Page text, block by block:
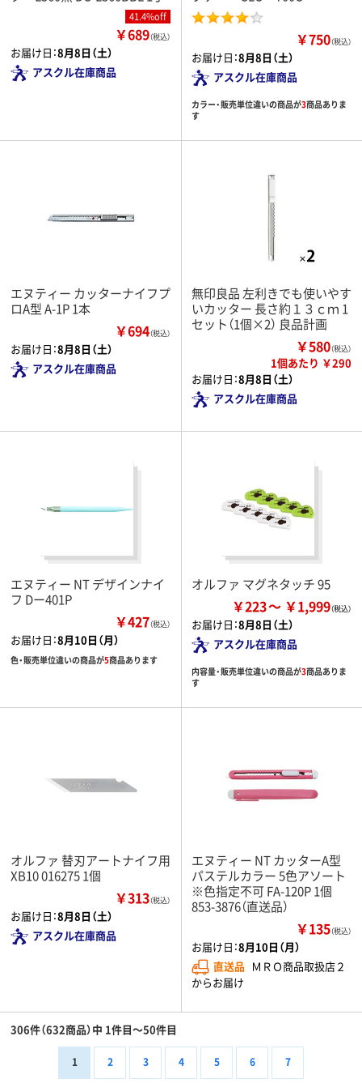
41.4%off
￥689（税込）
お届け日：8月8日（土）
アスクル在庫商品
￥750（税込）
お届け日：8月8日（土）
アスクル在庫商品
カラー・販売単位違いの商品が3商品ありま
す
エヌティー カッターナイフプ
ロA型 A-1P 1本
￥694（税込）
お届け日：8月8日（土）
アスクル在庫商品
無印良品 左利きでも使いやす
いカッター 長さ約１３ｃｍ 1
セット（1個×2） 良品計画
￥580（税込）
1個あたり ￥290
お届け日：8月8日（土）
アスクル在庫商品
エヌティー NT デザインナイ
フ Dー401P
￥427（税込）
お届け日：8月10日（月）
色・販売単位違いの商品が5商品あります
オルファ マグネタッチ 95
￥223 ￥1,999
お届け日：8月8日（土）
アスクル在庫商品
内容量・販売単位違いの商品が3商品ありま
す
オルファ 替刃アートナイフ用
XB10 016275 1個
￥313（税込）
お届け日：8月8日（土）
アスクル在庫商品
エヌティー NT カッターA型
パステルカラー 5色アソート
※色指定不可 FA-120P 1個
853-3876（直送品）
￥135（税込）
お届け日：8月10日（月）
直送品 ＭＲＯ商品取扱店２
からお届け
306件（632商品）中 1件目～50件目
1 2 3 4 5 6 7